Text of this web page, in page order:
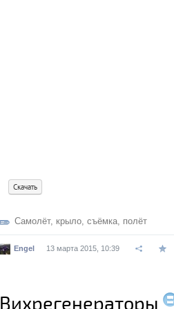
Скачать
Самолёт, крыло, съёмка, полёт
Engel 13 марта 2015, 10:39
Вихрегенераторы